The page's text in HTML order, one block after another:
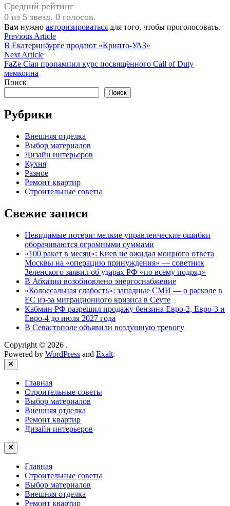
Средний рейтинг
0 из 5 звезд. 0 голосов.
Вам нужно авторизироваться для того, чтобы проголосовать.
Навигация
по
записям
Previous ArticlePrevious
article:
В Екатеринбурге продают «Крипто-УАЗ»
Next ArticleNext
article:
FaZe Clan пропампил курс посвящённого Call of Duty
мемкоина
Поиск
Поиск
Рубрики
Внешняя отделка
Выбор материалов
Дизайн интерьеров
Кухня
Разное
Ремонт квартир
Строительные советы
Свежие записи
Невидимые потери: мелкие управленческие ошибки
оборачиваются огромными суммами
«100 ракет в месяц»: Киев не ожидал мощного ответа
Москвы на «операцию принуждения» — советник
Зеленского заявил об ударах РФ «по всему подряд»
В Абхазии возобновлено энергоснабжение
«Колоссальная слабость»: западные СМИ — о расколе в
ЕС из-за миграционного кризиса в Сеуте
Кабмин РФ разрешил продажу бензина Евро-2, Евро-3 и
Евро-4 до июля 2027 года
В Севастополе объявили воздушную тревогу
Copyright © 2026 .
Powered by WordPress and Exalt.
Close
Главная
Строительные советы
Выбор материалов
Внешняя отделка
Ремонт квартир
Дизайн интерьеров
Главная
Строительные советы
Выбор материалов
Внешняя отделка
Ремонт квартир